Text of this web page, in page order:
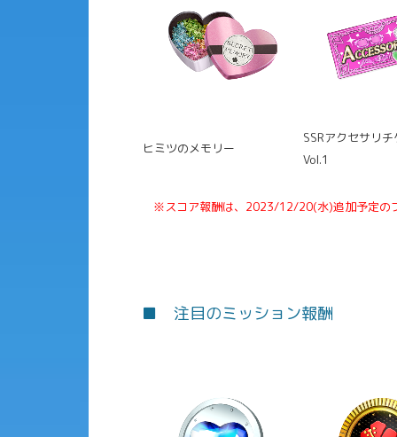
ヒミツのメモリー
SSRアクセサリ
Vol.1
※スコア報酬は、2023/12/20(水)追加予定の
■ 注目のミッション報酬